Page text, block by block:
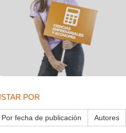
POR
Por fecha de publicación Autores